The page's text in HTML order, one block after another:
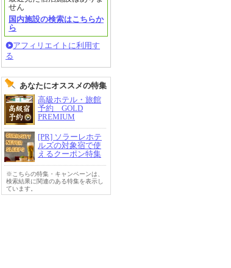
せん
国内施設の検索はこちらか
ら
アフィリエイトに利用す
る
あなたにオススメの特集
高級ホテル・旅館
予約 GOLD
PREMIUM
[PR] ソラーレホテ
ルズの対象宿で使
えるクーポン特集
※こちらの特集・キャンペーンは、
検索結果に関連のある特集を表示し
ています。